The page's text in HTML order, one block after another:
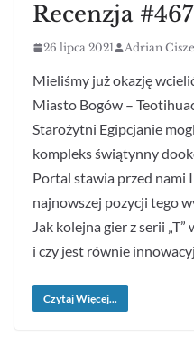
Recenzja
26 lipca 2021 Adrian
Mieliśmy już okazję
Miasto Bogów –
Starożytni Egipcjanie
kompleks świątynny
Portal stawia przed nami
najnowszej pozycji tego
Jak kolejna gier z serii
i czy jest równie
Czytaj Więcej...